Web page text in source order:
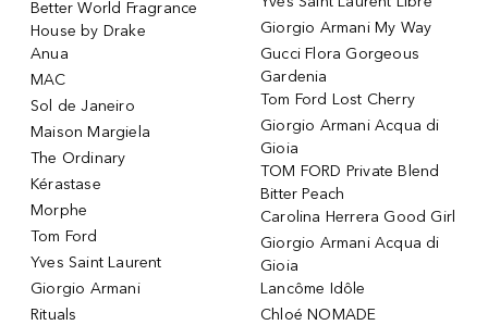
Better World Fragrance
House by Drake
Anua
MAC
Sol de Janeiro
Maison Margiela
The Ordinary
Kérastase
Morphe
Tom Ford
Yves Saint Laurent
Giorgio Armani
Rituals
Giorgio Armani My Way
Gucci Flora Gorgeous
Gardenia
Tom Ford Lost Cherry
Giorgio Armani Acqua di
Gioia
TOM FORD Private Blend
Bitter Peach
Carolina Herrera Good Girl
Giorgio Armani Acqua di
Gioia
Lancôme Idôle
Chloé NOMADE